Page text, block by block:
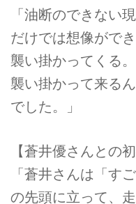
「油断のできない
だけでは想像がで
襲い掛かってくる
襲い掛かって来る
でした。」
【蒼井優さんとの
「蒼井さんは「す
の先頭に立って、